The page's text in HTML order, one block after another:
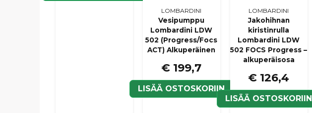
LOMBARDINI
Vesipumppu
Lombardini LDW
502 (Progress/Focs
ACT) Alkuperäinen
€ 199,7
LISÄÄ OSTOSKORIIN
LOMBARDINI
Jakohihnan
kiristinrulla
Lombardini LDW
502 FOCS Progress –
alkuperäisosa
€ 126,4
LISÄÄ OSTOSKORIIN